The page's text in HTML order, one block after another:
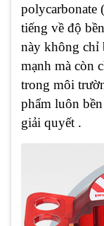
polycarbonate
tiếng về độ
này không chỉ
mạnh mà còn
trong môi
phẩm luôn
giải quyết .